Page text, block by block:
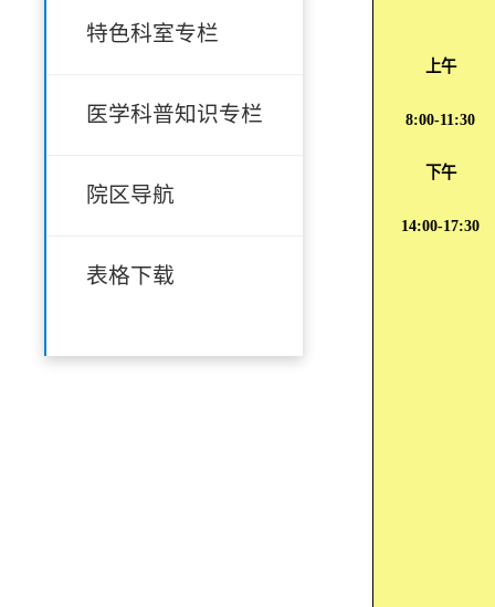
特色科室专栏
医学科普知识专栏
院区导航
表格下载
上午
8:00-11:30
下午
14:00-17:30